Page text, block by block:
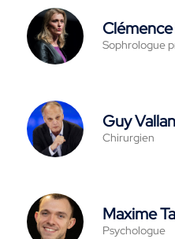
Sophrologue
Guy
Chirurgien
Maxime
Psychologue